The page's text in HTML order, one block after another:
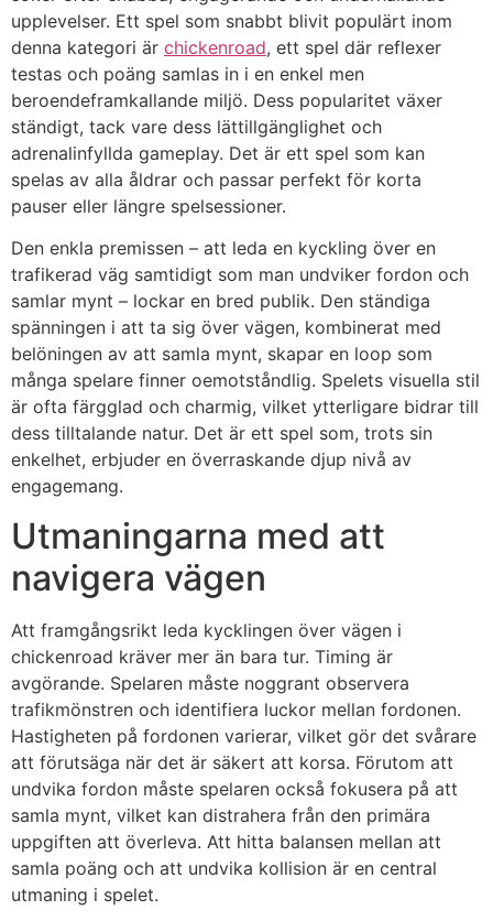
upplevelser. Ett spel som snabbt blivit populärt inom
denna kategori är chickenroad, ett spel där reflexer
testas och poäng samlas in i en enkel men
beroendeframkallande miljö. Dess popularitet växer
ständigt, tack vare dess lättillgänglighet och
adrenalinfyllda gameplay. Det är ett spel som kan
spelas av alla åldrar och passar perfekt för korta
pauser eller längre spelsessioner.
Den enkla premissen – att leda en kyckling över en
trafikerad väg samtidigt som man undviker fordon och
samlar mynt – lockar en bred publik. Den ständiga
spänningen i att ta sig över vägen, kombinerat med
belöningen av att samla mynt, skapar en loop som
många spelare finner oemotståndlig. Spelets visuella stil
är ofta färgglad och charmig, vilket ytterligare bidrar till
dess tilltalande natur. Det är ett spel som, trots sin
enkelhet, erbjuder en överraskande djup nivå av
engagemang.
Utmaningarna med att
navigera vägen
Att framgångsrikt leda kycklingen över vägen i
chickenroad kräver mer än bara tur. Timing är
avgörande. Spelaren måste noggrant observera
trafikmönstren och identifiera luckor mellan fordonen.
Hastigheten på fordonen varierar, vilket gör det svårare
att förutsäga när det är säkert att korsa. Förutom att
undvika fordon måste spelaren också fokusera på att
samla mynt, vilket kan distrahera från den primära
uppgiften att överleva. Att hitta balansen mellan att
samla poäng och att undvika kollision är en central
utmaning i spelet.